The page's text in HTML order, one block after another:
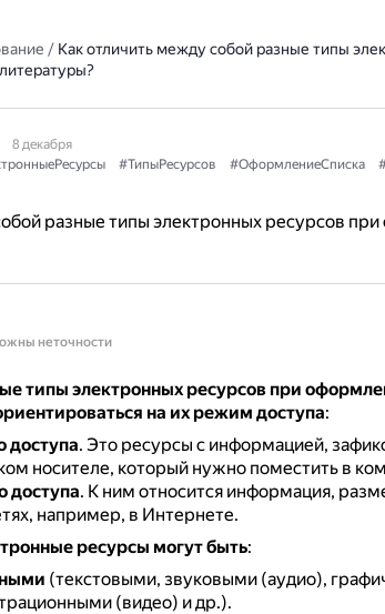
/ Как отличить между собой разные типы
8 декабря
#ТипыРесурсов #ОформлениеСписка
разные типы электронных ресурсов
неточности
типы электронных ресурсов при
на их режим доступа:
доступа. Это ресурсы с информацией,
носителе, который нужно поместить в
доступа. К ним относится информация,
например, в Интернете.
ресурсы могут быть:
(текстовыми, звуковыми (аудио),
(видео) и др.).